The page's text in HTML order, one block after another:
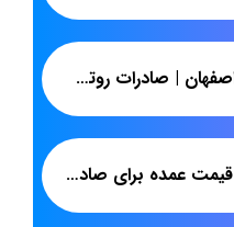
بازار روتختی در اصفهان | صادرات روتختی ارزان قیمت سه بعدی پارچه میکرو
تشک مسافرتی قیمت عمده برای صادرات